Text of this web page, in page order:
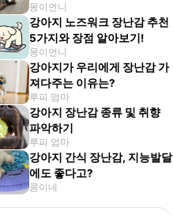
몽이언니
강아지 노즈워크 장난감 추천
5가지와 장점 알아보기!
몽이언니
강아지가 우리에게 장난감 가
져다주는 이유는?
루피 엄마
강아지 장난감 종류 및 취향
파악하기
루피 엄마
강아지 간식 장난감, 지능발달
에도 좋다고?
콩이네